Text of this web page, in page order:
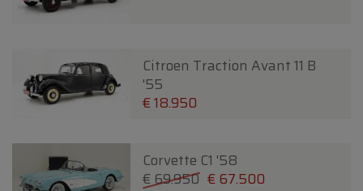
Citroen Traction Avant 11 B
'55
€ 18.950
Corvette C1 '58
€ 69.950 € 67.500